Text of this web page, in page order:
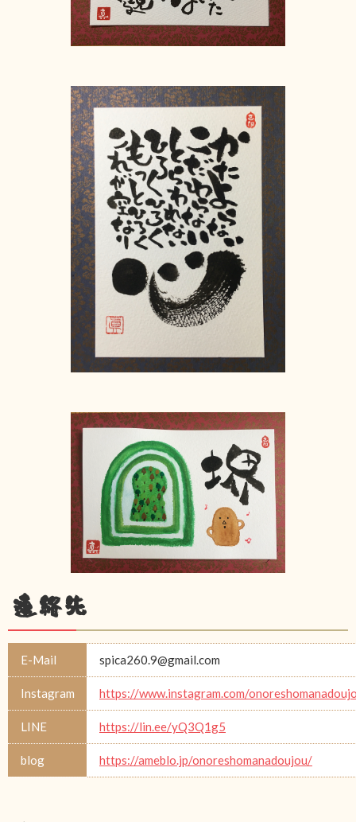
連絡先
E-Mail spica260.9@gmail.com
Instagram https://www.instagram.com/
LINE https://lin.ee/yQ3Q1g5
blog https://ameblo.jp/onoreshomanadoujou/